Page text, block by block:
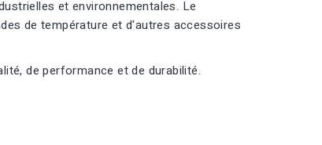
et environnementales. Le
de température et d'autres accessoires
de performance et de durabilité.